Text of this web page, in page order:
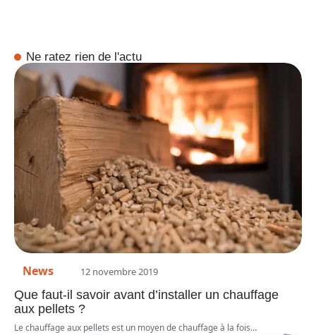
Ne ratez rien de l'actu
News 12 novembre 2019
Que faut-il savoir avant d’installer un chauffage
aux pellets ?
Le chauffage aux pellets est un moyen de chauffage à la fois…